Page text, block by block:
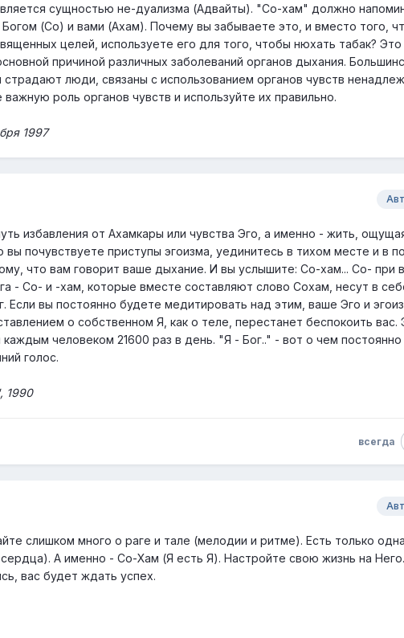
сущностью не-дуализма (Адвайты). "Со-хам" должно
(Со) и вами (Ахам). Почему вы забываете это, и вместо того,
целей, используете его для того, чтобы нюхать табак? Это
причиной различных заболеваний органов дыхания.
люди, связаны с использованием органов чувств
роль органов чувств и используйте их правильно.
1997
избавления от Ахамкары или чувства Эго, а именно - жить,
вы почувствуете приступы эгоизма, уединитесь в тихом месте и в
что вам говорит ваше дыхание. И вы услышите: Со-хам... Со- при
- Со- и -хам, которые вместе составляют слово Сохам, несут в
Если вы постоянно будете медитировать над этим, ваше Эго и
о собственном Я, как о теле, перестанет беспокоить вас.
человеком 21600 раз в день. "Я - Бог.." - вот о чем постоянно
голос.
1990
всегда
слишком много о раге и тале (мелодии и ритме). Есть только
А именно - Со-Хам (Я есть Я). Настройте свою жизнь на Него.
вас будет ждать успех.